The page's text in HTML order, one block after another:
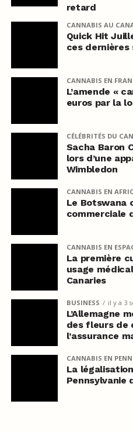
retard
CANNABIS AU
Quick Hit
ces dernières
CANNABIS EN
L’amende «
euros par la
CÉLÉBRITÉS DU
Sacha Baron
lors d’une
Wimbledon
CANNABIS EN
Le Botswana
commerciale
CANNABIS EN
La première
usage
Canaries
BUSINESS il y a 3
L’Allemagne
des fleurs de
l’assurance
CANNABIS EN
La
Pennsylvanie